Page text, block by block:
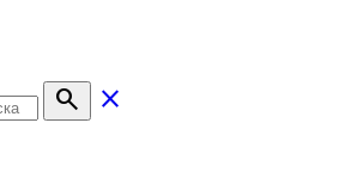
search
close